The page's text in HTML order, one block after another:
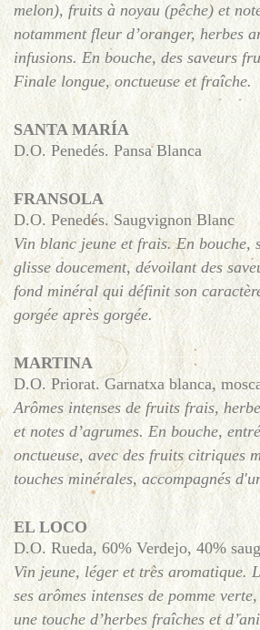
melon), fruits à noyau (pêche) et
notamment fleur d’oranger, herbes
infusions. En bouche, des saveurs
Finale longue, onctueuse et fraîche.
SANTA MARÍA
D.O. Penedés. Pansa Blanca
FRANSOLA
D.O. Penedés. Saugvignon Blanc
Vin blanc jeune et frais. En bouche,
glisse doucement, dévoilant des
fond minéral qui définit son
gorgée après gorgée.
MARTINA
D.O. Priorat. Garnatxa blanca,
Arômes intenses de fruits frais,
et notes d’agrumes. En bouche,
onctueuse, avec des fruits citriques
touches minérales, accompagnés
EL LOCO
D.O. Rueda, 60% Verdejo, 40%
Vin jeune, léger et très aromatique.
ses arômes intenses de pomme
une touche d’herbes fraîches et